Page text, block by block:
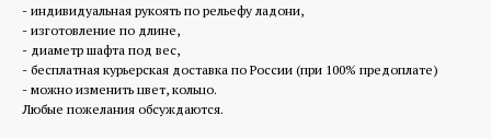
- индивидуальная рукоять по рельефу ладони,
- изготовление по длине,
- диаметр шафта под вес,
- бесплатная курьерская доставка по России (при 100% предоплате)
- можно изменить цвет, кольцо.
Любые пожелания обсуждаются.